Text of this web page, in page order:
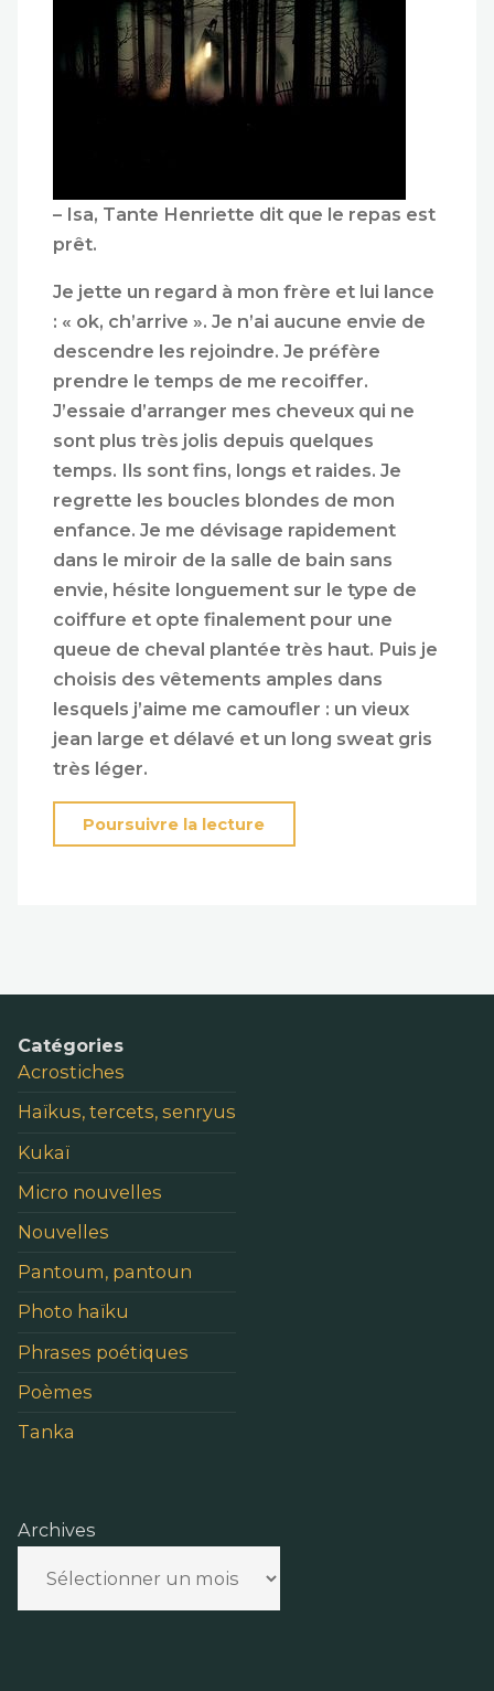
– Isa, Tante Henriette dit que le repas est
prêt.
Je jette un regard à mon frère et lui lance
: « ok, ch’arrive ». Je n’ai aucune envie de
descendre les rejoindre. Je préfère
prendre le temps de me recoiffer.
J’essaie d’arranger mes cheveux qui ne
sont plus très jolis depuis quelques
temps. Ils sont fins, longs et raides. Je
regrette les boucles blondes de mon
enfance. Je me dévisage rapidement
dans le miroir de la salle de bain sans
envie, hésite longuement sur le type de
coiffure et opte finalement pour une
queue de cheval plantée très haut. Puis je
choisis des vêtements amples dans
lesquels j’aime me camoufler : un vieux
jean large et délavé et un long sweat gris
très léger.
Poursuivre la lecture
Catégories
Acrostiches
Haïkus, tercets, senryus
Kukaï
Micro nouvelles
Nouvelles
Pantoum, pantoun
Photo haïku
Phrases poétiques
Poèmes
Tanka
Archives